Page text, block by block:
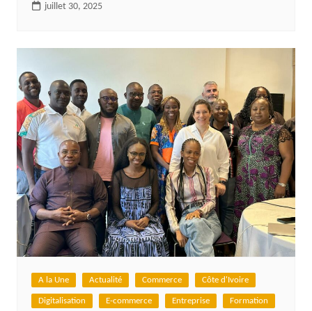
juillet 30, 2025
A la Une Actualité Commerce Côte d'Ivoire
Digitalisation E-commerce Entreprise Formation